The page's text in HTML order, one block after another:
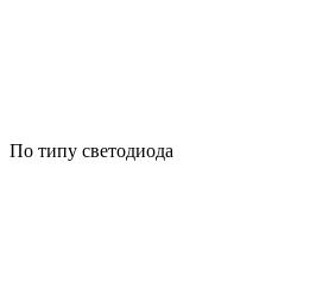
По типу светодиода